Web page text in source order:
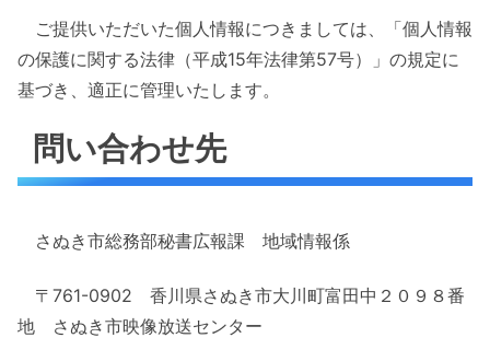
ご提供いただいた個人情報につきましては、「個人情報
の保護に関する法律（平成15年法律第57号）」の規定に
基づき、適正に管理いたします。
問い合わせ先
さぬき市総務部秘書広報課 地域情報係
〒761-0902 香川県さぬき市大川町富田中２０９８番
地 さぬき市映像放送センター